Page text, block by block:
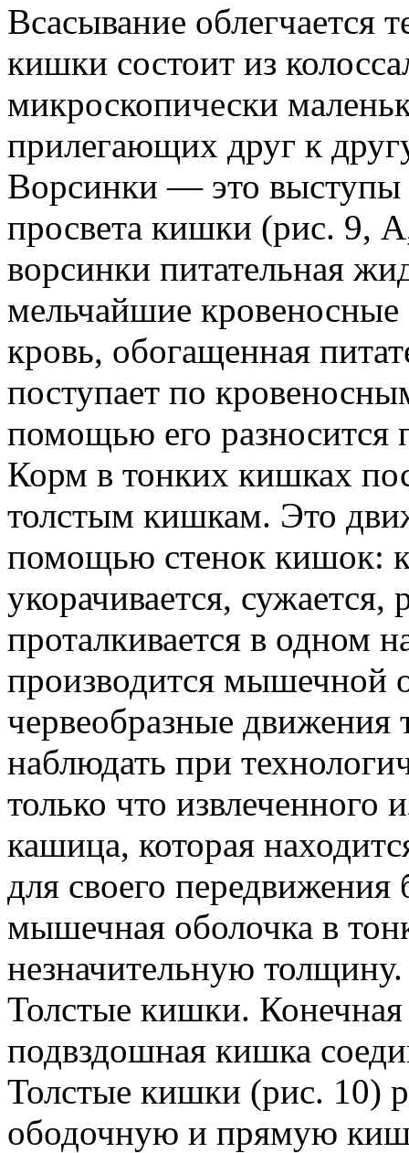
Всасывание облегчается
кишки состоит из
микроскопически
прилегающих друг к
Ворсинки — это выступы
просвета кишки (рис. 9,
ворсинки питательная
мельчайшие кровеносные
кровь, обогащенная
поступает по
помощью его разносится
Корм в тонких кишках
толстым кишкам. Это
помощью стенок кишок:
укорачивается,
проталкивается в одном
производится мышечной
червеобразные
наблюдать при
только что
кашица, которая
для своего
мышечная оболочка в
незначительную толщину.
Толстые кишки.
подвздошная кишка
Толстые кишки (рис. 10)
ободочную и прямую